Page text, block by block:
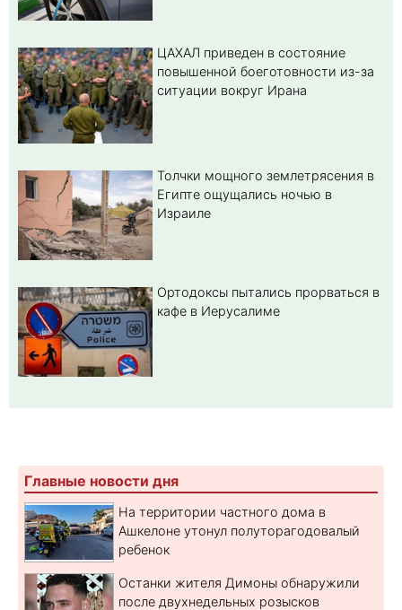
ЦАХАЛ приведен в состояние
повышенной боеготовности из-за
ситуации вокруг Ирана
Толчки мощного землетрясения в
Египте ощущались ночью в
Израиле
Ортодоксы пытались прорваться в
кафе в Иерусалиме
Главные новости дня
На территории частного дома в
Ашкелоне утонул полуторагодовалый
ребенок
Останки жителя Димоны обнаружили
после двухнедельных розысков